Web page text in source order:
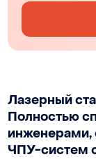
Лазерный
Полностью
инженерами,
ЧПУ-систем